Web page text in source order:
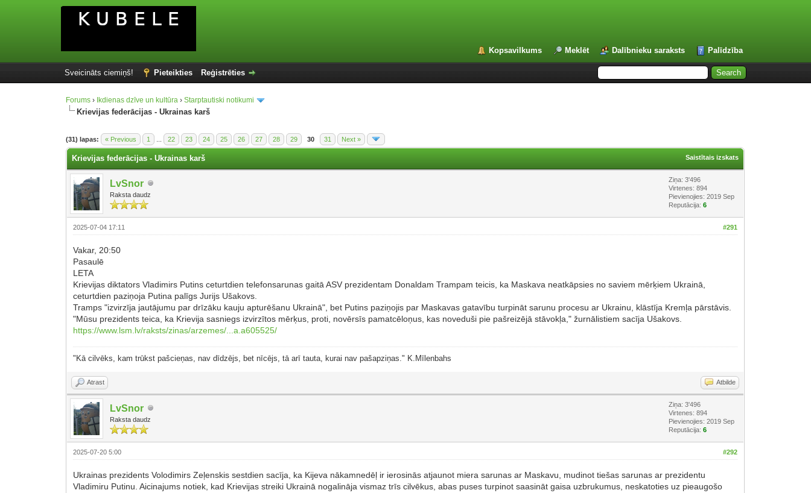
Kopsavilkums Meklēt Dalībnieku saraksts Palīdzība
Sveicināts ciemiņš! Pieteikties Reģistrēties
Forums › Ikdienas dzīve un kultūra ›Starptautiski notikumi
Krievijas federācijas - Ukrainas karš
(31) lapas: « Previous 1 22 23 24 25 26 27 28 29 30 31 Next »
Saistītais izskats
Krievijas federācijas - Ukrainas karš
LvSnor
Raksta daudz
Ziņa: 3'496
Virtenes: 894
Pievienojies: 2019 Sep
Reputācija:6
#291
2025-07-04 17:11
Vakar, 20:50
Pasaulē
LETA
Krievijas diktators Vladimirs Putins ceturtdien telefonsarunas gaitā ASV prezidentam Donaldam Trampam teicis, ka Maskava neatkāpsies no saviem mērķiem Ukrainā,
ceturtdien paziņoja Putina palīgs Jurijs Ušakovs.
Tramps "izvirzīja jautājumu par drīzāku kauju apturēšanu Ukrainā", bet Putins paziņojis par Maskavas gatavību turpināt sarunu procesu ar Ukrainu, klāstīja Kremļa pārstāvis.
"Mūsu prezidents teica, ka Krievija sasniegs izvirzītos mērķus, proti, novērsīs pamatcēloņus, kas noveduši pie pašreizējā stāvokļa," žurnālistiem sacīja Ušakovs.
https://www.lsm.lv/raksts/zinas/arzemes/...a.a605525/
"Kā cilvēks, kam trūkst pašcieņas, nav dīdzējs, bet nīcējs, tā arī tauta, kurai nav pašapziņas." K.Mīlenbahs
Atrast Atbilde
LvSnor
Raksta daudz
Ziņa: 3'496
Virtenes: 894
Pievienojies: 2019 Sep
Reputācija:6
#292
2025-07-20 5:00
Ukrainas prezidents Volodimirs Zeļenskis sestdien sacīja, ka Kijeva nākamnedēļ ir ierosinās atjaunot miera sarunas ar Maskavu, mudinot tiešas sarunas ar prezidentu
Vladimiru Putinu. Aicinajums notiek, kad Krievijas streiki Ukrainā nogalināja vismaz trīs cilvēkus, abas puses turpinot saasināt gaisa uzbrukumus, neskatoties uz pieaugošo